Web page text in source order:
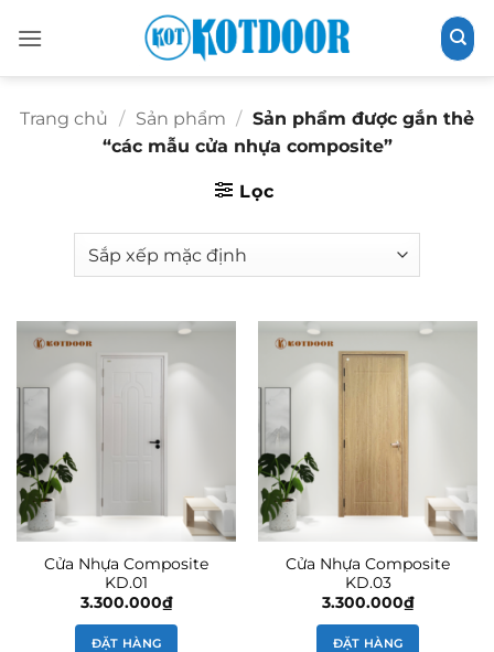
qua
Trang chủ / Sản phẩm / Sản phẩm được gắn thẻ
“các mẫu cửa nhựa composite”
Lọc
Cửa Nhựa Composite
KD.01
3.300.000₫
ĐẶT HÀNG
Cửa Nhựa Composite
KD.03
3.300.000₫
ĐẶT HÀNG